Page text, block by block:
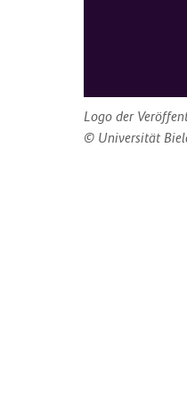
Logo der
Universität